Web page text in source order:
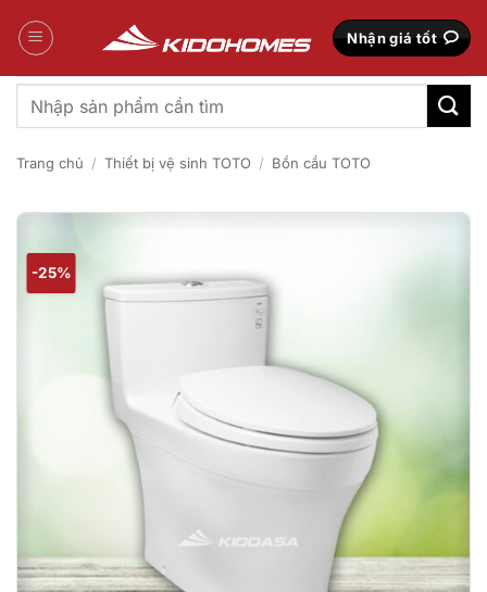
qua
Nhận giá tốt
Tìm
kiếm:
Trang chủ / Thiết bị vệ sinh TOTO / Bồn cầu TOTO
-25%